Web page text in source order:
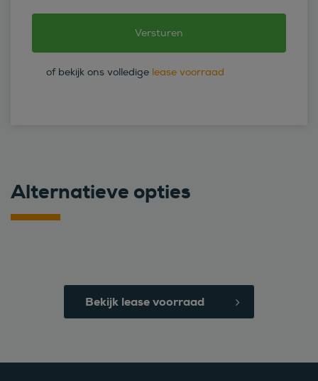
of bekijk ons volledige lease voorraad
Alternatieve opties
Bekijk lease voorraad